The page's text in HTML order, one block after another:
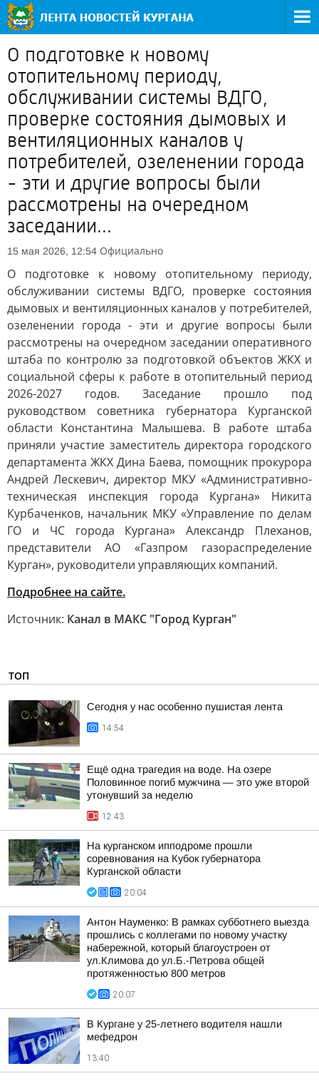
О подготовке к новому
отопительному периоду,
обслуживании системы ВДГО,
проверке состояния дымовых и
вентиляционных каналов у
потребителей, озеленении города
- эти и другие вопросы были
рассмотрены на очередном
заседании...
15 мая 2026, 12:54 Официально
О подготовке к новому отопительному периоду,
обслуживании системы ВДГО, проверке состояния
дымовых и вентиляционных каналов у потребителей,
озеленении города - эти и другие вопросы были
рассмотрены на очередном заседании оперативного
штаба по контролю за подготовкой объектов ЖКХ и
социальной сферы к работе в отопительный период
2026-2027 годов. Заседание прошло под
руководством советника губернатора Курганской
области Константина Малышева. В работе штаба
приняли участие заместитель директора городского
департамента ЖКХ Дина Баева, помощник прокурора
Андрей Лескевич, директор МКУ «Административно-
техническая инспекция города Кургана» Никита
Курбаченков, начальник МКУ «Управление по делам
ГО и ЧС города Кургана» Александр Плеханов,
представители АО «Газпром газораспределение
Курган», руководители управляющих компаний.
Подробнее на сайте.
Источник: Канал в МАКС "Город Курган"
ТОП
Сегодня у нас особенно пушистая лента
14:54
Ещё одна трагедия на воде. На озере
Половинное погиб мужчина — это уже второй
утонувший за неделю
12:43
На курганском ипподроме прошли
соревнования на Кубок губернатора
Курганской области
20:04
Антон Науменко: В рамках субботнего выезда
прошлись с коллегами по новому участку
набережной, который благоустроен от
ул.Климова до ул.Б.-Петрова общей
протяженностью 800 метров
20:07
В Кургане у 25-летнего водителя нашли
мефедрон
13:40